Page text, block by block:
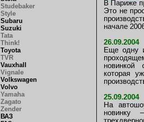
Studebaker
Style
Subaru
Suzuki
Tata
Think!
Toyota
TVR
Vauxhall
Vignale
Volkswagen
Volvo
Yamaha
Zagato
Zender
ВАЗ
В Париже
Это не
начале
26.09.2004
Еще одну
новинкой
которая
25.09.2004
На
новинку